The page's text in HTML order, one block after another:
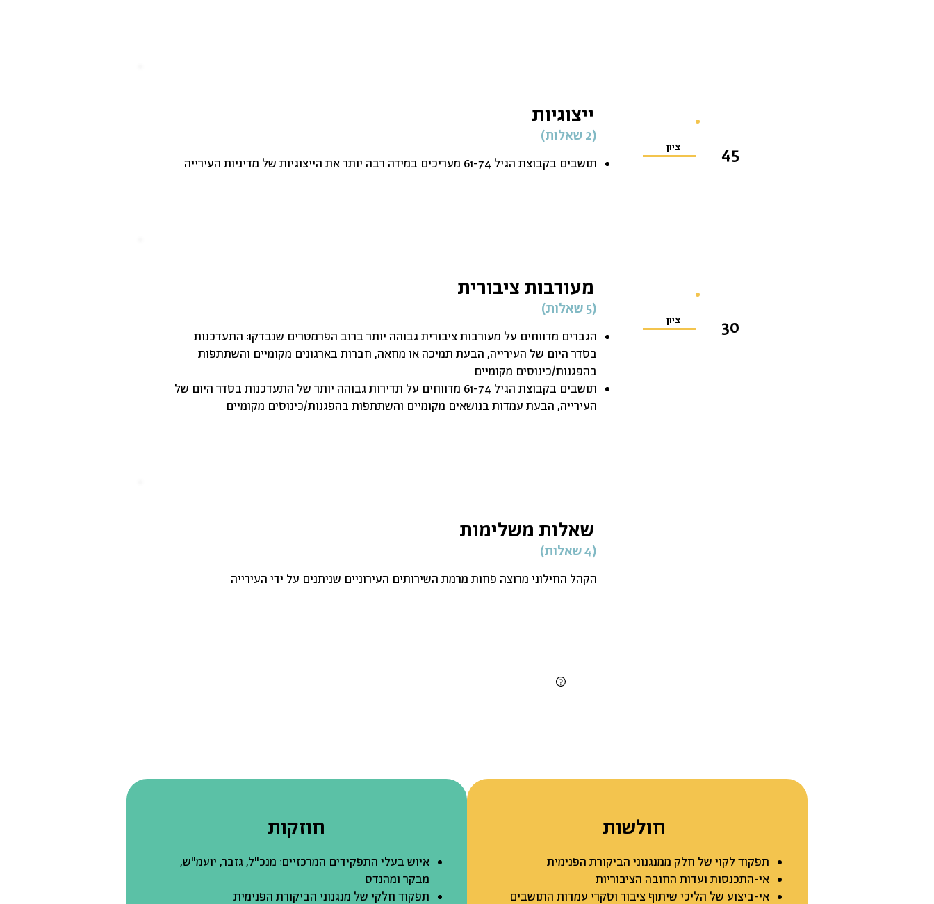
ייצוגיות
(2 שאלות)
תושבים בקבוצת הגיל 61-74 מעריכים במידה רבה יותר את הייצוגיות של מדיניות העירייה 45 ציון
מעורבות ציבורית
(5 שאלות)
הגברים מדווחים על מעורבות ציבורית גבוהה יותר ברוב הפרמטרים שנבדקו: התעדכנות
בסדר היום של העירייה, הבעת תמיכה או מחאה, חברות בארגונים מקומיים והשתתפות
בהפגנות/כינוסים מקומיים
תושבים בקבוצת הגיל 61-74 מדווחים על תדירות גבוהה יותר של התעדכנות בסדר היום של
העירייה, הבעת עמדות בנושאים מקומיים והשתתפות בהפגנות/כינוסים מקומיים
30 ציון
שאלות משלימות
(4 שאלות)
הקהל החילוני מרוצה פחות מרמת השירותים העירוניים שניתנים על ידי העירייה
חוזקות
איוש בעלי התפקידים המרכזיים: מנכ"ל, גזבר, יועמ"ש,
מבקר ומהנדס
תפקוד חלקי של מנגנוני הביקורת הפנימית
חולשות
תפקוד לקוי של חלק ממנגנוני הביקורת הפנימית
אי-התכנסות ועדות החובה הציבוריות
אי-ביצוע של הליכי שיתוף ציבור וסקרי עמדות התושבים